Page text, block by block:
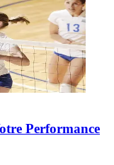
Performance